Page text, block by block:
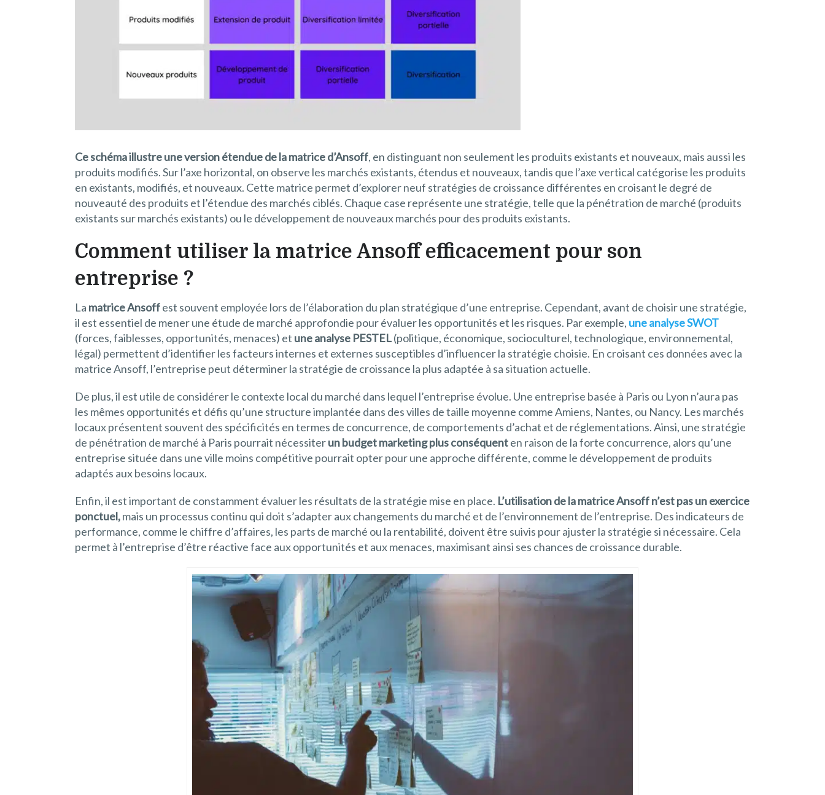
Ce schéma illustre une version étendue de la matrice d’Ansoff, en distinguant non seulement les produits existants et nouveaux, mais aussi les
produits modifiés. Sur l’axe horizontal, on observe les marchés existants, étendus et nouveaux, tandis que l’axe vertical catégorise les produits
en existants, modifiés, et nouveaux. Cette matrice permet d’explorer neuf stratégies de croissance différentes en croisant le degré de
nouveauté des produits et l’étendue des marchés ciblés. Chaque case représente une stratégie, telle que la pénétration de marché (produits
existants sur marchés existants) ou le développement de nouveaux marchés pour des produits existants.
Comment utiliser la matrice Ansoff efficacement pour son
entreprise ?
La matrice Ansoffest souvent employée lors de l’élaboration du plan stratégique d’une entreprise. Cependant, avant de choisir une stratégie,
il est essentiel de mener une étude de marché approfondie pour évaluer les opportunités et les risques. Par exemple, une analyse SWOT
(forces, faiblesses, opportunités, menaces) et une analyse PESTEL(politique, économique, socioculturel, technologique, environnemental,
légal) permettent d’identifier les facteurs internes et externes susceptibles d’influencer la stratégie choisie. En croisant ces données avec la
matrice Ansoff, l’entreprise peut déterminer la stratégie de croissance la plus adaptée à sa situation actuelle.
De plus, il est utile de considérer le contexte local du marché dans lequel l’entreprise évolue. Une entreprise basée à Paris ou Lyon n’aura pas
les mêmes opportunités et défis qu’une structure implantée dans des villes de taille moyenne comme Amiens, Nantes, ou Nancy. Les marchés
locaux présentent souvent des spécificités en termes de concurrence, de comportements d’achat et de réglementations. Ainsi, une stratégie
de pénétration de marché à Paris pourrait nécessiterun budget marketing plus conséquenten raison de la forte concurrence, alors qu’une
entreprise située dans une ville moins compétitive pourrait opter pour une approche différente, comme le développement de produits
adaptés aux besoins locaux.
Enfin, il est important de constamment évaluer les résultats de la stratégie mise en place. L’utilisation de la matrice Ansoff n’est pas un exercice
ponctuel,mais un processus continu qui doit s’adapter aux changements du marché et de l’environnement de l’entreprise. Des indicateurs de
performance, comme le chiffre d’affaires, les parts de marché ou la rentabilité, doivent être suivis pour ajuster la stratégie si nécessaire. Cela
permet à l’entreprise d’être réactive face aux opportunités et aux menaces, maximisant ainsi ses chances de croissance durable.